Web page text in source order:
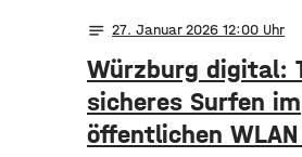
notes 27. Januar 2026 12:00
Würzburg digital:
sicheres Surfen im
öffentlichen